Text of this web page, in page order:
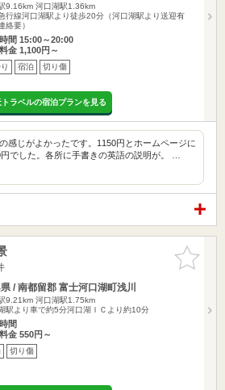
9.16km 河口湖駅1.36km
行線河口湖駅より徒歩20分（河口湖駅より送迎有
絡要）
間 15:00～20:00
金 1,100円～
宿泊 切り傷
トラベルの宿泊プランを見る
感じがよかったです。1150円とホームページに
でした。各所に手書きの英語の説明が。 …
お気に入
りに追加
/ 南都留郡 富士河口湖町浅川
9.21km 河口湖駅1.75km
駅より車で約5分河口湖ＩＣより約10分
間
金 550円～
切り傷